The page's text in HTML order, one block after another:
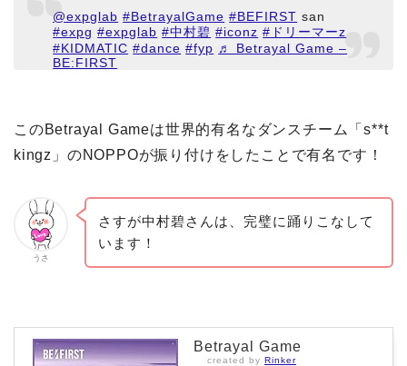
@expglab #BetrayalGame #BEFIRST san
#expg #expglab #中村碧 #iconz #ドリーマーz
#KIDMATIC #dance #fyp ♬ Betrayal Game –
BE:FIRST
このBetrayal Gameは世界的有名なダンスチーム「s**t
kingz」のNOPPOが振り付けをしたことで有名です！
うさ
さすが中村碧さんは、完璧に踊りこなして
います！
Betrayal Game
created by Rinker